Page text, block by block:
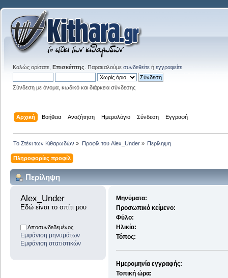
Καλώς ορίσατε, Επισκέπτης . Παρακαλούμε συνδεθείτε ή εγγραφείτε
Σύνδεση με όνομα, κωδικό και διάρκεια σύνδεσης
Αρχική Βοήθεια Αναζήτηση Ημερολόγιο Σύνδεση Εγγραφή
Το Στέκι των Κιθαρωδών » Προφίλ του Alex_Under» Περίληψη
Πληροφορίες προφίλ
Περίληψη
Alex_Under
Εδώ είναι το σπίτι μου
Αποσυνδεδεμένος
Εμφάνιση μηνυμάτων
Εμφάνιση στατιστικών
Μηνύματα:
Προσωπικό κείμενο:
Φύλο:
Ηλικία:
Τόπος:
Ημερομηνία εγγραφής:
Τοπική ώρα: